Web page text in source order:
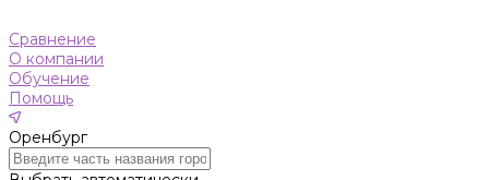
Сравнение
О компании
Обучение
Помощь
Оренбург